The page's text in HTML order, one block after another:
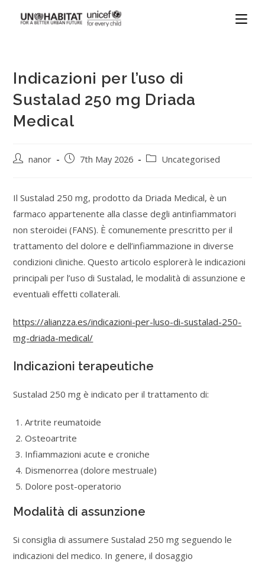
Indicazioni per l’uso di
Sustalad 250 mg Driada
Medical
nanor 7th May 2026 Uncategorised
Il Sustalad 250 mg, prodotto da Driada Medical, è un
farmaco appartenente alla classe degli antinfiammatori
non steroidei (FANS). È comunemente prescritto per il
trattamento del dolore e dell’infiammazione in diverse
condizioni cliniche. Questo articolo esplorerà le indicazioni
principali per l’uso di Sustalad, le modalità di assunzione e
eventuali effetti collaterali.
https://alianzza.es/indicazioni-per-luso-di-sustalad-250-
mg-driada-medical/
Indicazioni terapeutiche
Sustalad 250 mg è indicato per il trattamento di:
Artrite reumatoide
Osteoartrite
Infiammazioni acute e croniche
Dismenorrea (dolore mestruale)
Dolore post-operatorio
Modalità di assunzione
Si consiglia di assumere Sustalad 250 mg seguendo le
indicazioni del medico. In genere, il dosaggio